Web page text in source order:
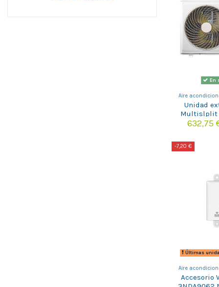
En
Aire
Unidad
Multislplit
FREE MAX
632,75
-7,20 €
Últimas
Aire
Accesorio